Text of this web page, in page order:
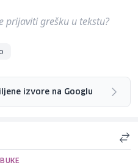
prijaviti grešku u tekstu?
izvore na Googlu